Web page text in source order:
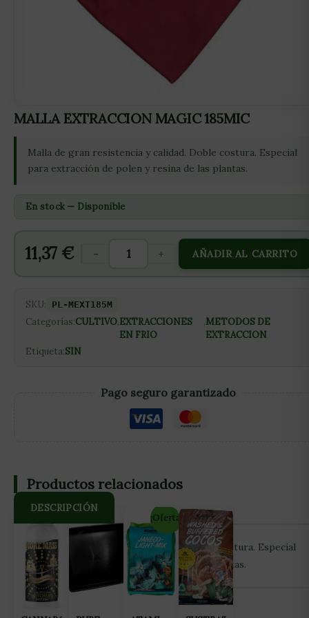
MALLA EXTRACCION MAGIC 185MIC
Malla de gran resistencia y calidad. Doble costura. Especial
para extracción de polen y resina de las plantas.
En stock — Disponible
11,37 € - + AÑADIR AL CARRITO
SKU: PL-MEXT185M
Categorías:CULTIVO,EXTRACCIONES
EN FRIO
,METODOS DE
EXTRACCION
Etiqueta:SIN
Pago seguro garantizado
DESCRIPCIÓN
Malla de gran resistencia y calidad. Doble costura. Especial
para extracción de polen y resina de las plantas.
Productos relacionados
¡Oferta!